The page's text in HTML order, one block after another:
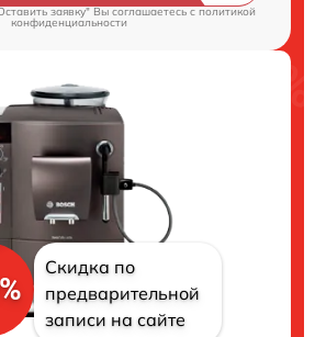
заявку" Вы соглашаетесь cполитикой
конфиденциальности
Скидка по
предварительной
записи на сайте